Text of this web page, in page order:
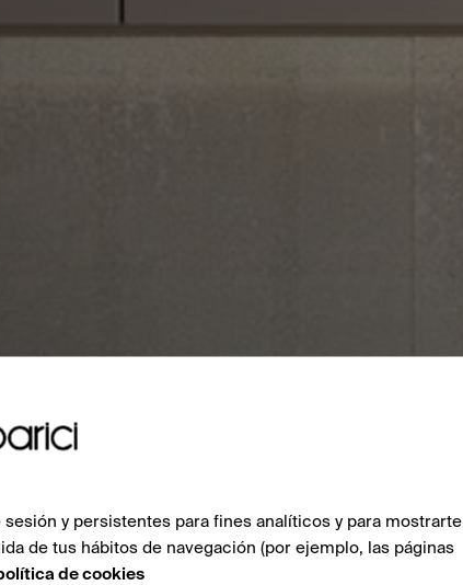
y persistentes para fines analíticos y para mostrarte
de tus hábitos de navegación (por ejemplo, las páginas
de cookies